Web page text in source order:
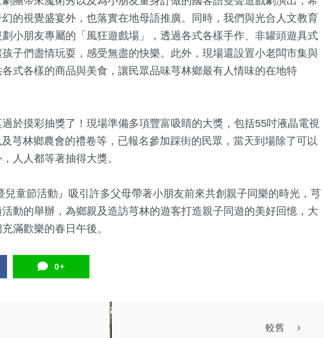
的視覺盛宴外，也落實在地母語推廣。同時，我們與光合人文教育
小朋友專屬的「風狂遊戲場」，透過各式各樣手作、非罐頭遊具式
子們盡情玩耍，感受無盡的快樂。此外，現場還設置小老闆市集與
式各樣的商品與美食，讓民眾品味芎林鄉最有人情味的在地特
於摸彩抽獎了！現場準備多項豐富吸睛的大獎，包括55吋液晶電視
芎林鄉農會的禮卷等，已報名參加踩街的民眾，當天到場除了可以
人人都等著抽得大獎。
兒童節活動』吸引許多父母帶著小朋友前來共創親子同樂的時光，芎
動的舉辦，為鄉親及造訪芎林的遊客打造親子同遊的美好回憶，大
滿歡樂的春日午後。
0+
較舊
+
生活
68 +
演唱會
2053 +
熱門
流專區
6497+
政治
3988+
文教